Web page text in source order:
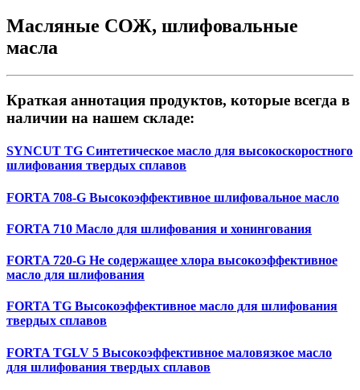
Масляные СОЖ, шлифовальные
масла
Краткая аннотация продуктов, которые всегда в
наличии на нашем складе:
SYNCUT TG Синтетическое масло для высокоскоростного
шлифования твердых сплавов
FORTA 708-G Высокоэффективное шлифовальное масло
FORTA 710 Масло для шлифования и хонингования
FORTA 720-G Не содержащее хлора высокоэффективное
масло для шлифования
FORTA TG Высокоэффективное масло для шлифования
твердых сплавов
FORTA TGLV 5 Высокоэффективное маловязкое масло
для шлифования твердых сплавов